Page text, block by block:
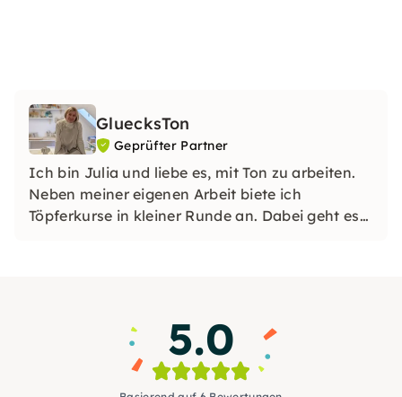
GluecksTon
Geprüfter Partner
Ich bin Julia und liebe es, mit Ton zu arbeiten.
Neben meiner eigenen Arbeit biete ich
Töpferkurse in kleiner Runde an. Dabei geht es
5.0